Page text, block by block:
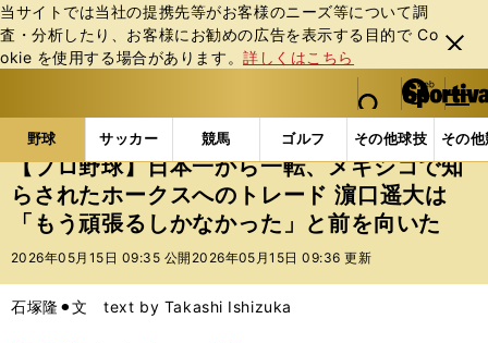
当サイトでは当社の提携先等がお客様のニーズ等について調
査・分析したり、お客様にお勧めの広告を表⽰する⽬的で Co
okie を使⽤する場合があります。詳しくはこちら
閉じ
る
web Sportiva (webスポルティーバ)
検索
マイペ
ー
ジ
メニュ
野球 サッカー 競馬 ゴルフ その他球技 その
b
ス
ポ
ル
テ
ー
バ
野球の記事一覧 プロ野球 【プロ野球】日本一から
【プロ野球】日本一から一転、メキシコで知
らされたホークスへのトレード 濵口遥大は
「もう頑張るしかなかった」と前を向いた
2026年05月15日 09:35 公開 2026年05月15日 09:36 更新
石塚隆⚫︎文 text by Takashi Ishizuka